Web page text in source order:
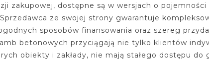
zakupowej, dostępne są w wersjach o pojemności
ze swojej strony gwarantuje
sposobów finansowania oraz szereg
betonowych przyciągają nie tylko klientów
obiekty i zakłady, nie mają stałego dostępu do